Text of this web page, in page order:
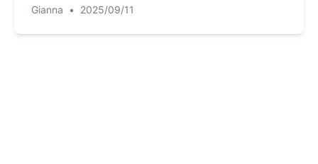
generar gráficos listos para presentaciones
con solo unas indicaciones simples,
Gianna • 2025/09/11